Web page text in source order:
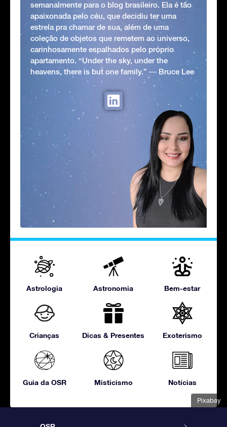
Pixabay
semanalmente para o blog brasileiro. Ela é tão
apaixonada pelo céu, que decidiu ter uma
estrela pra chamar de sua, além de uma
coleção de objetos que remetem ao universo,
carinhosamente espalhados pelo próprio
apartamento. “Under the sky, under the
heavens, there is but one family.” ― Bruce Lee
Astrologia Astronomia Bem-estar
Crianças Dicas & Presentes Exoterismo
Guia da OSR Misticismo Notícias